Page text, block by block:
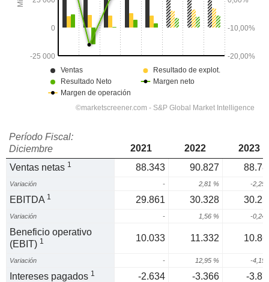
Período Fiscal:
Diciembre
2021 2022
2023
Ventas netas 1 88.343 90.827
Variación - 2,81 % -2,25
EBITDA 1 29.861 30.328
Variación - 1,56 % -0,24
Beneficio operativo
(EBIT) 1 10.033 11.332
Variación - 12,95 % -4,15
Intereses pagados 1 -2.634 -3.366
-